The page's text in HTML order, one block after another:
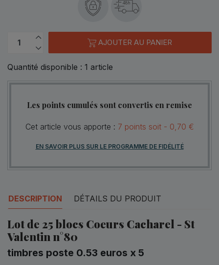
48h
AJOUTER AU PANIER
Quantité disponible : 1 article
Les points cumulés sont convertis en remise
Cet article vous apporte : 7 points soit - 0,70 €
EN SAVOIR PLUS SUR LE PROGRAMME DE FIDÉLITÉ
DESCRIPTION DÉTAILS DU PRODUIT
Lot de 25 blocs Coeurs Cacharel - St
Valentin n°80
timbres poste 0.53 euros x 5